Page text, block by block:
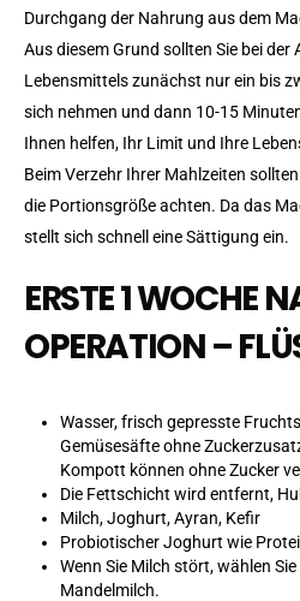
Durchgang der Nahrung aus dem
Aus diesem Grund sollten Sie bei der
Lebensmittels zunächst nur ein bis
sich nehmen und dann 10-15
Ihnen helfen, Ihr Limit und Ihre
Beim Verzehr Ihrer Mahlzeiten
die Portionsgröße achten. Da das
stellt sich schnell eine Sättigung ein.
ERSTE 1 WOCHE
OPERATION –
Wasser, frisch gepresste
Gemüsesäfte ohne
Kompott können ohne Zucker
Die Fettschicht wird entfernt,
Milch, Joghurt, Ayran, Kefir
Probiotischer Joghurt wie
Wenn Sie Milch stört, wählen
Mandelmilch.